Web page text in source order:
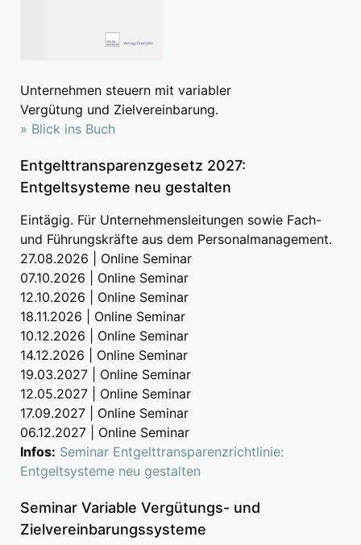
Unternehmen steuern mit variabler
Vergütung und Zielvereinbarung.
» Blick ins Buch
Entgelttransparenzgesetz 2027:
Entgeltsysteme neu gestalten
Eintägig. Für Unternehmensleitungen sowie Fach-
und Führungskräfte aus dem Personalmanagement.
27.08.2026 | Online Seminar
07.10.2026 | Online Seminar
12.10.2026 | Online Seminar
18.11.2026 | Online Seminar
10.12.2026 | Online Seminar
14.12.2026 | Online Seminar
19.03.2027 | Online Seminar
12.05.2027 | Online Seminar
17.09.2027 | Online Seminar
06.12.2027 | Online Seminar
Infos: Seminar Entgelttransparenzrichtlinie:
Entgeltsysteme neu gestalten
Seminar Variable Vergütungs- und
Zielvereinbarungssysteme